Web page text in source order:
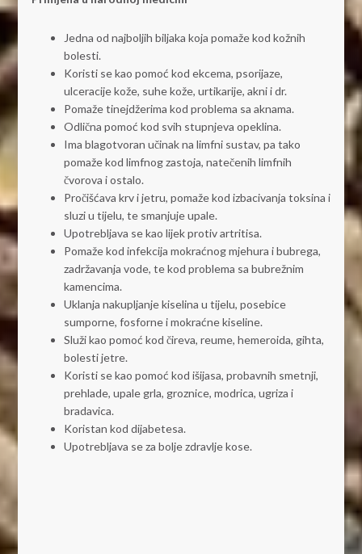
Jedna od najboljih biljaka koja pomaže kod kožnih
bolesti.
Koristi se kao pomoć kod ekcema, psorijaze,
ulceracije kože, suhe kože, urtikarije, akni i dr.
Pomaže tinejdžerima kod problema sa aknama.
Odlična pomoć kod svih stupnjeva opeklina.
Ima blagotvoran učinak na limfni sustav, pa tako
pomaže kod limfnog zastoja, natečenih limfnih
čvorova i ostalo.
Pročišćava krv i jetru, pomaže kod izbacivanja toksina i
sluzi u tijelu, te smanjuje upale.
Upotrebljava se kao lijek protiv artritisa.
Pomaže kod infekcija mokraćnog mjehura i bubrega,
zadržavanja vode, te kod problema sa bubrežnim
kamencima.
Uklanja nakupljanje kiselina u tijelu, posebice
sumporne, fosforne i mokraćne kiseline.
Služi kao pomoć kod čireva, reume, hemeroida, gihta,
bolesti jetre.
Koristi se kao pomoć kod išijasa, probavnih smetnji,
prehlade, upale grla, groznice, modrica, ugriza i
bradavica.
Koristan kod dijabetesa.
Upotrebljava se za bolje zdravlje kose.